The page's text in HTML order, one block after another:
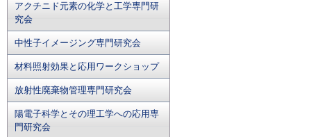
アクチニド元素の化学と工学専門研
究会
中性子イメージング専門研究会
材料照射効果と応用ワークショップ
放射性廃棄物管理専門研究会
陽電子科学とその理工学への応用専
門研究会